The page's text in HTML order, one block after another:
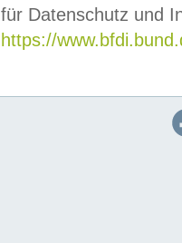
für Datenschutz und
https://